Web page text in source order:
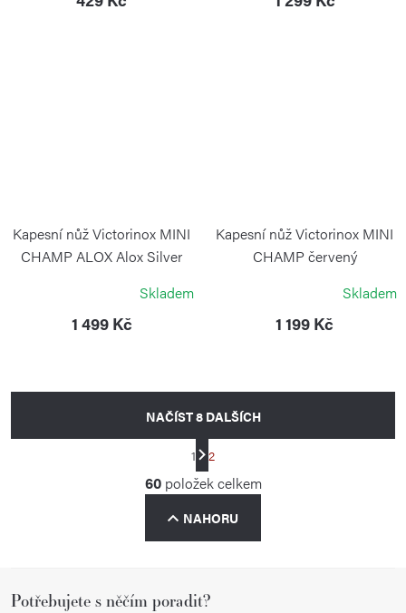
Kapesní nůž Victorinox MINI
CHAMP ALOX Alox Silver
Skladem
1 499 Kč
Kapesní nůž Victorinox MINI
CHAMP červený
Skladem
1 199 Kč
O
v
l
á
a
NAČÍST 8 DALŠÍCH
S
t
r
á
v
1 2
60položek celkem
NAHORU
Potřebujete s něčím poradit?